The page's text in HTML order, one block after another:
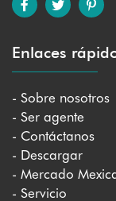
Enlaces
- Sobre nosotros
- Ser agente
- Contáctanos
- Descargar
- Mercado
- Servicio